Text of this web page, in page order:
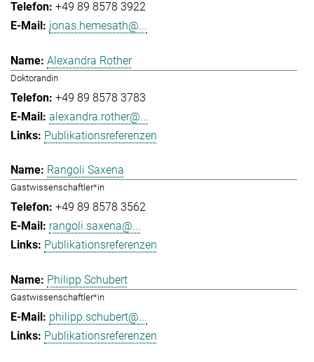
+49 89 8578 3922
jonas.hemesath@...
Alexandra Rother
Doktorandin
+49 89 8578 3783
alexandra.rother@...
Publikationsreferenzen
Rangoli Saxena
Gastwissenschaftler*in
+49 89 8578 3562
rangoli.saxena@...
Publikationsreferenzen
Philipp Schubert
Gastwissenschaftler*in
philipp.schubert@...
Publikationsreferenzen